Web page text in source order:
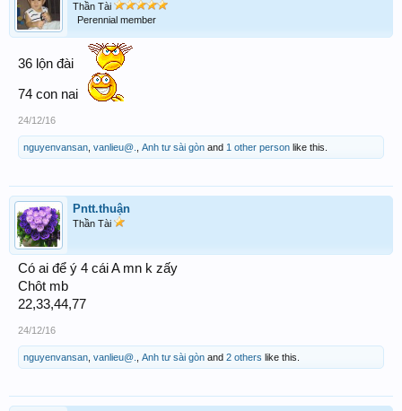
Thần Tài
Perennial member
36 lộn đài
74 con nai
24/12/16
nguyenvansan vanlieu@. Anh tư sài gòn and 1 other person like this.
Pntt.thuận
Thần Tài
Có ai để ý 4 cái A mn k zấy
Chôt mb
22,33,44,77
24/12/16
nguyenvansan vanlieu@. Anh tư sài gòn and 2 others like this.